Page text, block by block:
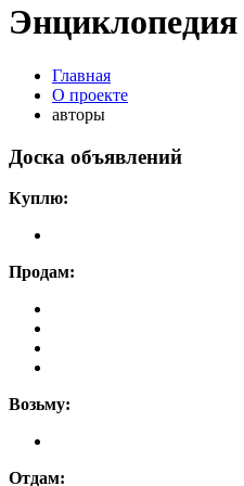
Главная
О проекте
авторы
Доска объявлений
Куплю:
Продам:
Возьму:
Отдам: